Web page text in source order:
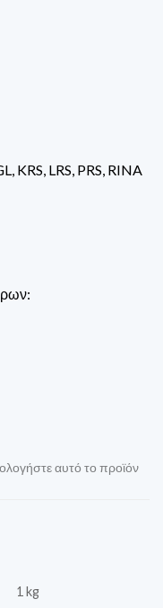
KRS, LRS, PRS, RINA
αυτό το προϊόν
1 kg